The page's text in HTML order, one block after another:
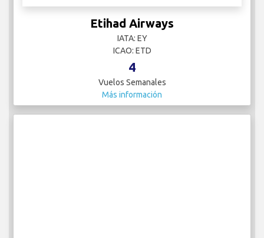
Etihad Airways
IATA: EY
ICAO: ETD
4
Vuelos Semanales
Más información